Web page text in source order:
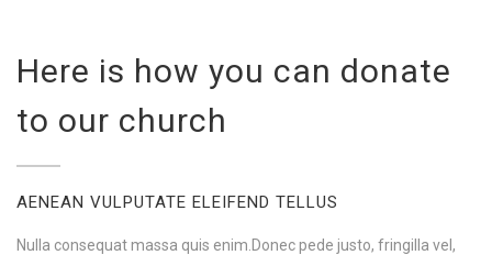
Here is how you can donate
to our church
AENEAN VULPUTATE ELEIFEND TELLUS
Nulla consequat massa quis enim.Donec pede justo, fringilla vel,